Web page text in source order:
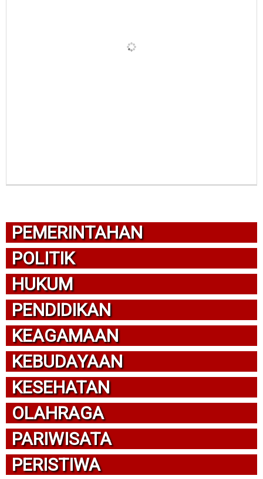
PEMERINTAHAN
POLITIK
HUKUM
PENDIDIKAN
KEAGAMAAN
KEBUDAYAAN
KESEHATAN
OLAHRAGA
PARIWISATA
PERISTIWA